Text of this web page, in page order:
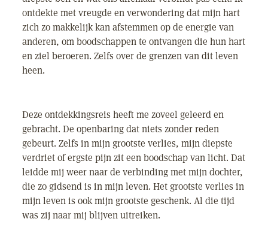
ontdekte met vreugde en verwondering dat mijn hart
zich zo makkelijk kan afstemmen op de energie van
anderen, om boodschappen te ontvangen die hun hart
en ziel beroeren. Zelfs over de grenzen van dit leven
heen.
Deze ontdekkingsreis heeft me zoveel geleerd en
gebracht. De openbaring dat niets zonder reden
gebeurt. Zelfs in mijn grootste verlies, mijn diepste
verdriet of ergste pijn zit een boodschap van licht. Dat
leidde mij weer naar de verbinding met mijn dochter,
die zo gidsend is in mijn leven. Het grootste verlies in
mijn leven is ook mijn grootste geschenk. Al die tijd
was zij naar mij blijven uitreiken.